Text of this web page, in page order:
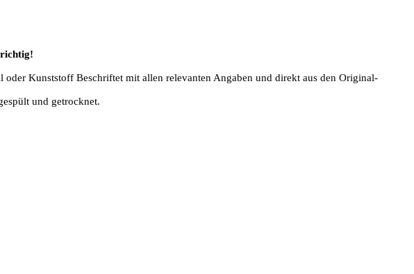
richtig!
oder Kunststoff Beschriftet mit allen relevanten Angaben und direkt aus den Original-
und getrocknet.